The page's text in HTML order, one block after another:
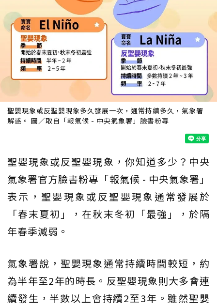
聖嬰現象或反聖嬰現象多久發展一次，通常持續多久，氣象署
解惑。 圖／取自「報氣候 - 中央氣象署」臉書粉專
聖嬰現象或反聖嬰現象，你知道多少？中央
氣象署官方臉書粉專「報氣候 - 中央氣象署」
表示，聖嬰現象或反聖嬰現象通常發展於
「春末夏初」，在秋末冬初「最強」，於隔
年春季減弱。
氣象署說，聖嬰現象通常持續時間較短，約
為半年至2年的時長。反聖嬰現象則大多會連
續發生，半數以上會持續2至3年。雖然聖嬰